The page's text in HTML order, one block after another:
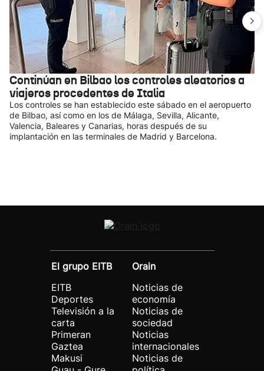
Continúan en Bilbao los controles aleatorios a
viajeros procedentes de Italia
Los controles se han establecido este sábado en el aeropuerto
de Bilbao, así como en los de Málaga, Sevilla, Alicante,
Valencia, Baleares y Canarias, horas después de su
implantación en las terminales de Madrid y Barcelona.
El grupo EITB
EITB
Deportes
Televisión a la
carta
Primeran
Gaztea
Makusi
Orain
Noticias de
economía
Noticias de
sociedad
Noticias
internacionales
Noticias de